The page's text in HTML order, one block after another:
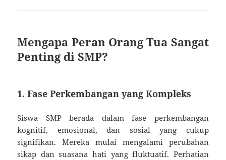
Mengapa Peran Orang Tua Sangat
Penting di SMP?
1. Fase Perkembangan yang Kompleks
Siswa SMP berada dalam fase perkembangan
kognitif, emosional, dan sosial yang cukup
signifikan. Mereka mulai mengalami perubahan
sikap dan suasana hati yang fluktuatif. Perhatian